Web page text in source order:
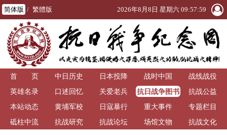
简体版 / 繁體版 2026年8月8日 星期六 09:57:59
首 页 中日历史 日本投降 战时中国
战线战役
英雄名录
口述回忆 关爱老兵
抗日战争图书
馆
抗战公益
本站动态
黄埔军校 日寇暴行 重大事件
专题栏目
砥柱中流
抗战研究 抗战论坛 场馆文物 抗战文化